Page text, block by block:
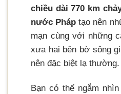
chiều dài 770 km
nước Pháp tạo nên
mạn cùng với những
xưa hai bên bờ sông
nên đặc biệt lạ thường.
Bạn có thể ngắm